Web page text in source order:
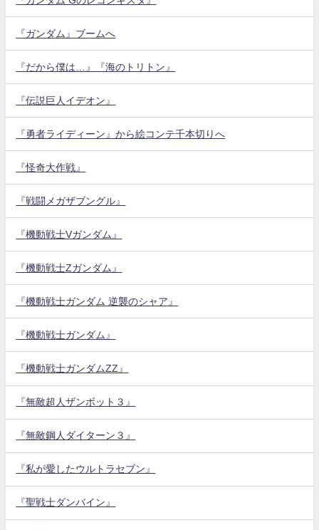
『ガンダム』ブームへ
『だから僕は…』『海のトリトン』
『伝説巨人イデオン』
『勇者ライディーン』から絵コンテ千本切りへ
『怪奇大作戦』
『戦闘メガザブングル』
『機動戦士Vガンダム』
『機動戦士Zガンダム』
『機動戦士ガンダム 逆襲のシャア』
『機動戦士ガンダム』
『機動戦士ガンダムZZ』
『無敵超人ザンボット３』
『無敵鋼人ダイターン３』
『私が愛したウルトラセブン』
『聖戦士ダンバイン』